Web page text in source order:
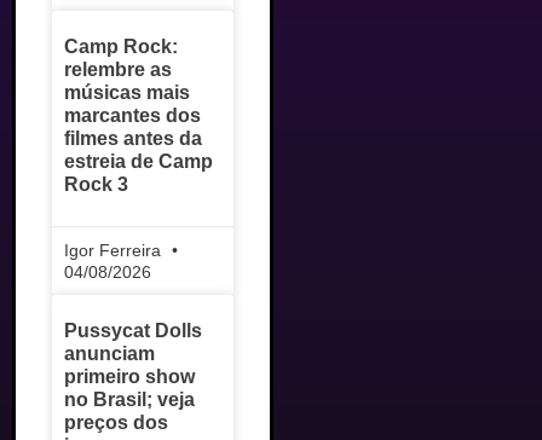
Camp Rock:
relembre as
músicas mais
marcantes dos
filmes antes da
estreia de Camp
Rock 3
Igor Ferreira
04/08/2026
Pussycat Dolls
anunciam
primeiro show
no Brasil; veja
preços dos